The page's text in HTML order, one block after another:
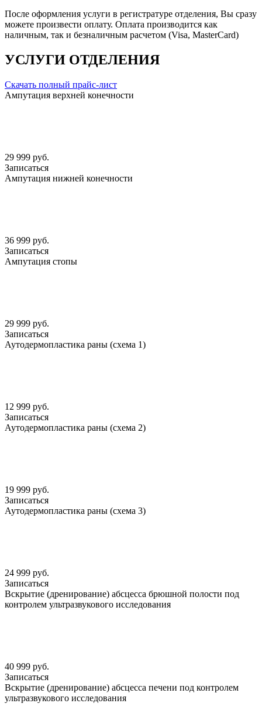
После оформления услуги в регистратуре отделения, Вы сразу
можете произвести оплату. Оплата производится как
наличным, так и безналичным расчетом (Visa, MasterCard)
УСЛУГИ ОТДЕЛЕНИЯ
Скачать полный прайс-лист
Ампутация верхней конечности
29 999 руб.
Записаться
Ампутация нижней конечности
36 999 руб.
Записаться
Ампутация стопы
29 999 руб.
Записаться
Аутодермопластика раны (схема 1)
12 999 руб.
Записаться
Аутодермопластика раны (схема 2)
19 999 руб.
Записаться
Аутодермопластика раны (схема 3)
24 999 руб.
Записаться
Вскрытие (дренирование) абсцесса брюшной полости под
контролем ультразвукового исследования
40 999 руб.
Записаться
Вскрытие (дренирование) абсцесса печени под контролем
ультразвукового исследования